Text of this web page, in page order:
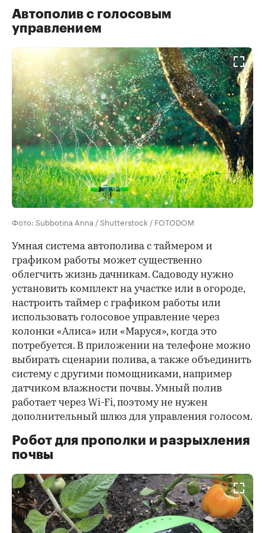
Автополив с голосовым
управлением
Фото: Subbotina Anna / Shutterstock / FOTODOM
Умная система автополива с таймером и
графиком работы может существенно
облегчить жизнь дачникам. Садоводу нужно
установить комплект на участке или в огороде,
настроить таймер с графиком работы или
использовать голосовое управление через
колонки «Алиса» или «Маруся», когда это
потребуется. В приложении на телефоне можно
выбирать сценарии полива, а также объединить
систему с другими помощниками, например
датчиком влажности почвы. Умный полив
работает через Wi-Fi, поэтому не нужен
дополнительный шлюз для управления голосом.
Робот для прополки и разрыхления
почвы